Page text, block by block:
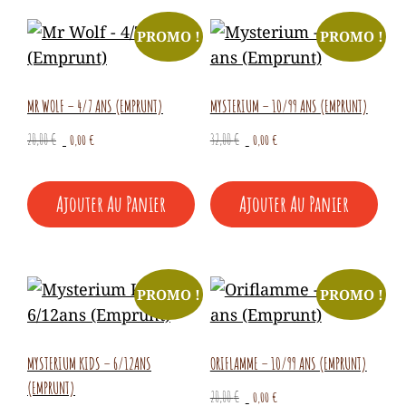
PROMO !
MR WOLF – 4/7 ANS (EMPRUNT)
20,00€
Le
initial
était :
20,00 €.
0,00€
actuel
est :
0,00 €.
Ajouter Au Panier
PROMO !
MYSTERIUM – 10/99 ANS (EMPRUNT)
32,00€
Le
initial
était :
32,00 €.
0,00€
actuel
est :
0,00 €.
Ajouter Au Panier
PROMO !
MYSTERIUM KIDS – 6/12ANS
(EMPRUNT)
PROMO !
ORIFLAMME – 10/99 ANS (EMPRUNT)
20,00€
Le
0,00€